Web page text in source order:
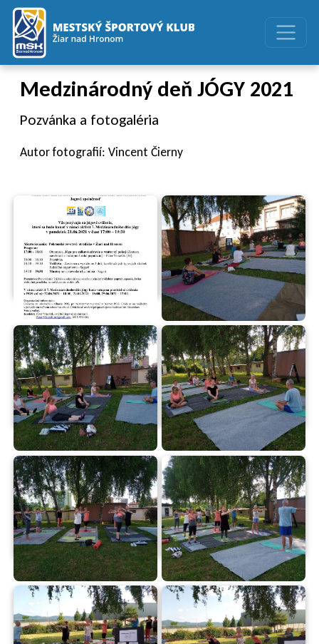
Preskočiť na obsah
Preskočiť na hlavné menu
Medzinárodný deň JÓGY 2021
Pozvánka a fotogaléria
Autor fotografií: Vincent Čierny